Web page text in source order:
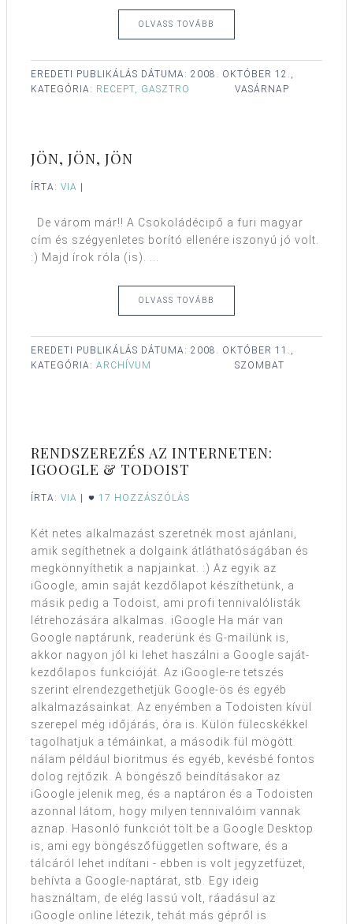
OLVASS TOVÁBB
EREDETI PUBLIKÁLÁS DÁTUMA: 2008. OKTÓBER 12.,
VASÁRNAP
KATEGÓRIA: RECEPT, GASZTRO
JÖN, JÖN, JÖN
ÍRTA: VIA |
De várom már!! A Csokoládécipő a furi magyar
cím és szégyenletes borító ellenére iszonyú jó volt.
:) Majd írok róla (is). ...
OLVASS TOVÁBB
EREDETI PUBLIKÁLÁS DÁTUMA: 2008. OKTÓBER 11.,
SZOMBAT
KATEGÓRIA: ARCHÍVUM
RENDSZEREZÉS AZ INTERNETEN:
IGOOGLE & TODOIST
ÍRTA: VIA 17 HOZZÁSZÓLÁS
Két netes alkalmazást szeretnék most ajánlani,
amik segíthetnek a dolgaink átláthatóságában és
megkönnyíthetik a napjainkat. :) Az egyik az
iGoogle, amin saját kezdőlapot készíthetünk, a
másik pedig a Todoist, ami profi tennivalólisták
létrehozására alkalmas. iGoogle Ha már van
Google naptárunk, readerünk és G-mailünk is,
akkor nagyon jól ki lehet haszálni a Google saját-
kezdőlapos funkcióját. Az iGoogle-re tetszés
szerint elrendezgethetjük Google-ös és egyéb
alkalmazásainkat. Az enyémben a Todoisten kívül
szerepel még időjárás, óra is. Külön fülecskékkel
tagolhatjuk a témáinkat, a második fül mögött
nálam például bioritmus és egyéb, kevésbé fontos
dolog rejtőzik. A böngésző beindításakor az
iGoogle jelenik meg, és a naptáron és a Todoisten
azonnal látom, hogy milyen tennivalóim vannak
aznap. Hasonló funkciót tölt be a Google Desktop
is, ami egy böngészőfüggetlen software, és a
tálcáról lehet indítani - ebben is volt jegyzetfüzet,
behívta a Google-naptárat, stb. Egy ideig
használtam, de elég lassú volt, ráadásul az
iGoogle online létezik, tehát más gépről is